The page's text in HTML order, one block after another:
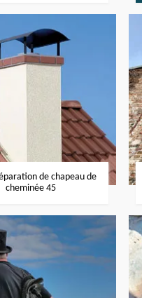
de chapeau de
cheminée 45